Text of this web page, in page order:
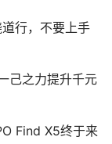
行，不要上手
己之力提升千元
Find X5终于来